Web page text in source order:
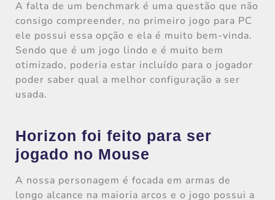
A falta de um benchmark é uma questão que não
consigo compreender, no primeiro jogo para PC
ele possui essa opção e ela é muito bem-vinda.
Sendo que é um jogo lindo e é muito bem
otimizado, poderia estar incluído para o jogador
poder saber qual a melhor configuração a ser
usada.
Horizon foi feito para ser
jogado no Mouse
A nossa personagem é focada em armas de
longo alcance na maioria arcos e o jogo possui a